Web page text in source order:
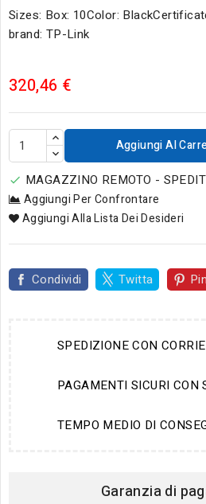
Sizes: Box: 10Color:
brand: TP-Link
320,46 €
Aggiungi Al
 MAGAZZINO REMOTO -
Aggiungi Per Confrontare
Aggiungi Alla Lista Dei Desideri
Condividi Twitta
SPEDIZIONE CON
PAGAMENTI SICURI CON
TEMPO MEDIO DI
Garanzia di